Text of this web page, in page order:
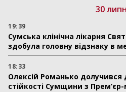
30
19:39
Сумська клінічна лікарня
здобула головну відзнаку в
18:33
Олексій Романько долучився
стійкості Сумщини з Прем’єр-